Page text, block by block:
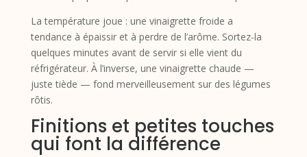
La température joue : une vinaigrette froide a
tendance à épaissir et à perdre de l’arôme. Sortez-la
quelques minutes avant de servir si elle vient du
réfrigérateur. À l’inverse, une vinaigrette chaude —
juste tiède — fond merveilleusement sur des légumes
rôtis.
Finitions et petites touches
qui font la différence